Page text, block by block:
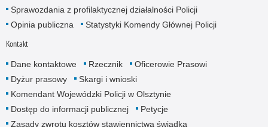
Sprawozdania z profilaktycznej działalności Policji
Opinia publiczna
Statystyki Komendy Głównej Policji
Kontakt
Dane kontaktowe Rzecznik
Oficerowie Prasowi
Dyżur prasowy
Skargi i wnioski
Komendant Wojewódzki Policji w Olsztynie
Dostęp do informacji publicznej
Petycje
Zasady zwrotu kosztów stawiennictwa świadka